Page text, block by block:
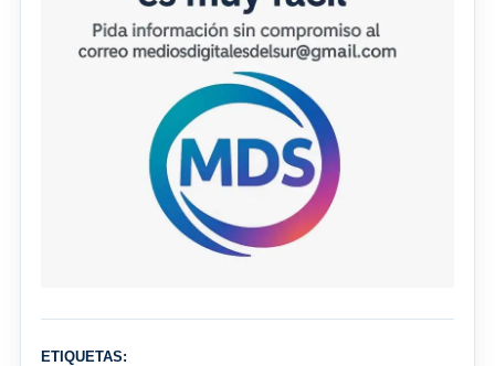
ETIQUETAS: